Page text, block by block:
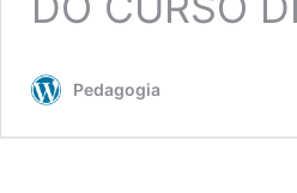
Pedagogia